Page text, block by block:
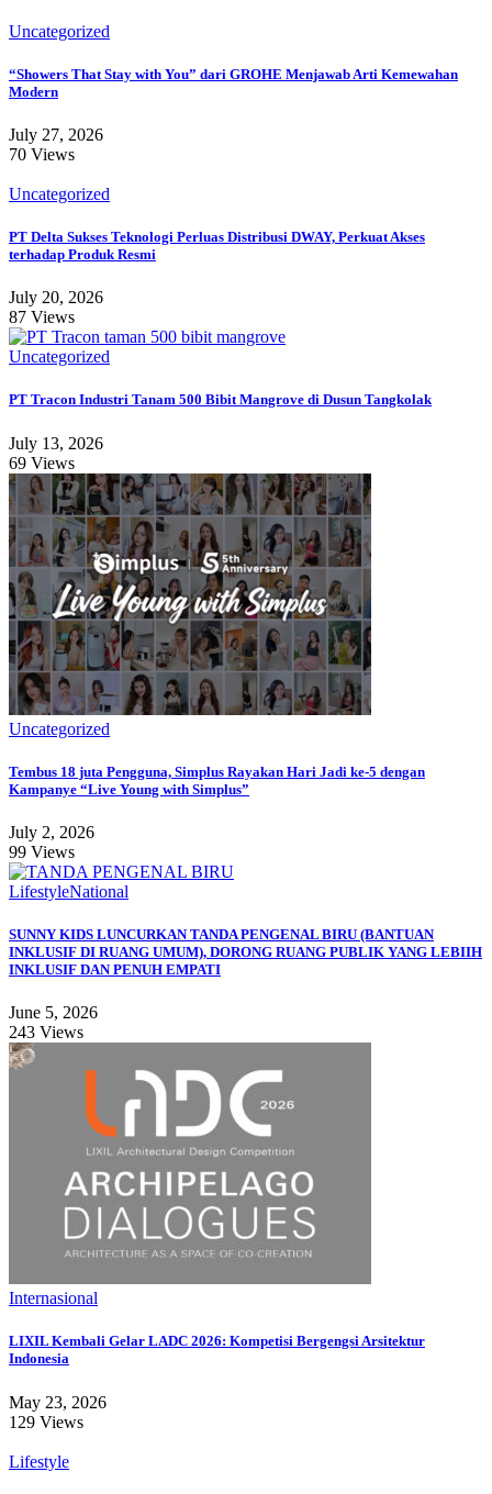
Uncategorized
“Showers That Stay with You” dari GROHE Menjawab Arti Kemewahan
Modern
July 27, 2026
70 Views
Uncategorized
PT Delta Sukses Teknologi Perluas Distribusi DWAY, Perkuat Akses
terhadap Produk Resmi
July 20, 2026
87 Views
Uncategorized
PT Tracon Industri Tanam 500 Bibit Mangrove di Dusun Tangkolak
July 13, 2026
69 Views
Uncategorized
Tembus 18 juta Pengguna, Simplus Rayakan Hari Jadi ke-5 dengan
Kampanye “Live Young with Simplus”
July 2, 2026
99 Views
LifestyleNational
SUNNY KIDS LUNCURKAN TANDA PENGENAL BIRU (BANTUAN
INKLUSIF DI RUANG UMUM), DORONG RUANG PUBLIK YANG LEBIIH
INKLUSIF DAN PENUH EMPATI
June 5, 2026
243 Views
Internasional
LIXIL Kembali Gelar LADC 2026: Kompetisi Bergengsi Arsitektur
Indonesia
May 23, 2026
129 Views
Lifestyle